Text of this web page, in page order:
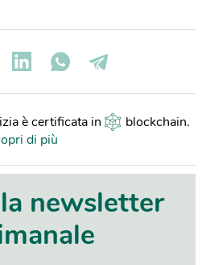
è certificata in blockchain.
di più
newsletter